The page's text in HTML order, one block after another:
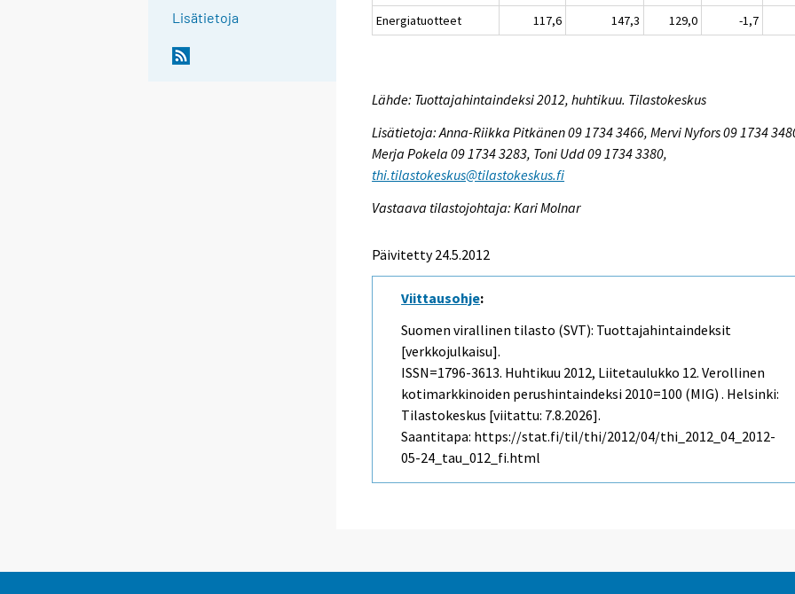
Lisätietoja
Energiatuotteet
117,6 147,3 129,0 -1,7
Lähde: Tuottajahintaindeksi 2012, huhtikuu. Tilastokeskus
Lisätietoja: Anna-Riikka Pitkänen 09 1734 3466, Mervi Nyfors 09 1734
Merja Pokela 09 1734 3283, Toni Udd 09 1734 3380,
thi.tilastokeskus@tilastokeskus.fi
Vastaava tilastojohtaja: Kari Molnar
Päivitetty 24.5.2012
Viittausohje:
Suomen virallinen tilasto (SVT): Tuottajahintaindeksit
[verkkojulkaisu].
ISSN=1796-3613. Huhtikuu 2012, Liitetaulukko 12. Verollinen
kotimarkkinoiden perushintaindeksi 2010=100 (MIG) . Helsinki:
Tilastokeskus [viitattu: 7.8.2026].
Saantitapa: https://stat.fi/til/thi/2012/04/thi_2012_04_2012-
05-24_tau_012_fi.html